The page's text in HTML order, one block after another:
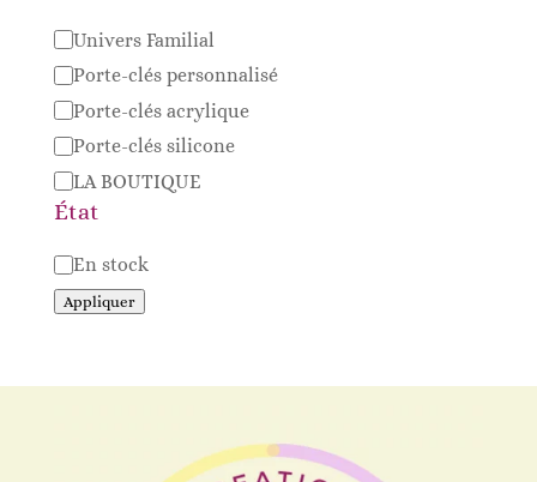
Catégorie
Univers Familial
Porte-clés personnalisé
Porte-clés acrylique
Porte-clés silicone
LA BOUTIQUE
État
Disponibilité
En stock
Appliquer